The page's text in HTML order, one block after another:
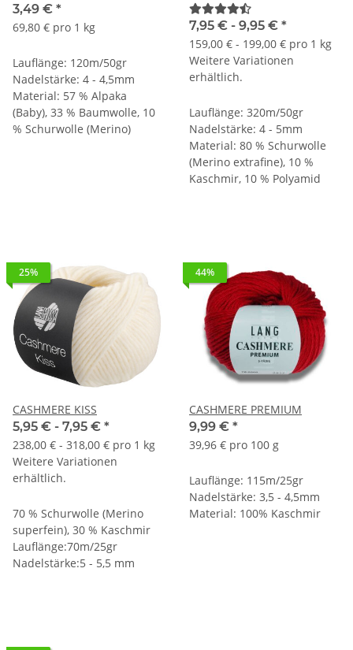
3,49 € *
69,80 € pro 1 kg
Lauflänge: 120m/50gr
Nadelstärke: 4 - 4,5mm
Material: 57 % Alpaka
(Baby), 33 % Baumwolle, 10
% Schurwolle (Merino)
7,95 € - 9,95 € *
159,00 € - 199,00 € pro 1 kg
Weitere Variationen
erhältlich.
Lauflänge: 320m/50gr
Nadelstärke: 4 - 5mm
Material: 80 % Schurwolle
(Merino extrafine), 10 %
Kaschmir, 10 % Polyamid
25%
CASHMERE KISS
5,95 € - 7,95 € *
238,00 € - 318,00 € pro 1 kg
Weitere Variationen
erhältlich.
70 % Schurwolle (Merino
superfein), 30 % Kaschmir
Lauflänge:70m/25gr
Nadelstärke:5 - 5,5 mm
44%
CASHMERE PREMIUM
9,99 € *
39,96 € pro 100 g
Lauflänge: 115m/25gr
Nadelstärke: 3,5 - 4,5mm
Material: 100% Kaschmir